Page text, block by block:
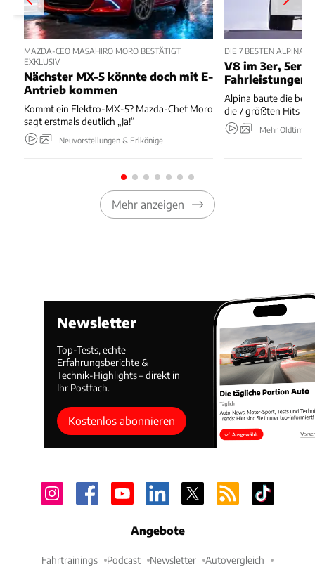
MAZDA-CEO MASAHIRO MORO BESTÄTIGT
EXKLUSIV
Nächster MX-5 könnte doch mit E-
Antrieb kommen
Kommt ein Elektro-MX-5? Mazda-Chef Moro
sagt erstmals deutlich „Ja!“
Neuvorstellungen & Erlkönige
DIE 7 BESTEN ALPINA
V8 im 3er, 5er
Fahrleistungen
Alpina baute die
die 7 größten Hits
Mehr Oldtimer
Mehr anzeigen
Newsletter
Top-Tests, echte
Erfahrungsberichte &
Technik-Highlights – direkt in
Ihr Postfach.
Kostenlos abonnieren
Angebote
Fahrtrainings Podcast Newsletter Autovergleich